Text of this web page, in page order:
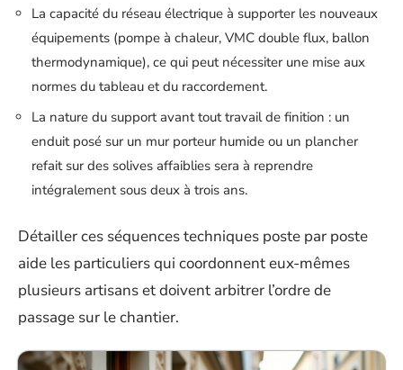
La capacité du réseau électrique à supporter les nouveaux
équipements (pompe à chaleur, VMC double flux, ballon
thermodynamique), ce qui peut nécessiter une mise aux
normes du tableau et du raccordement.
La nature du support avant tout travail de finition : un
enduit posé sur un mur porteur humide ou un plancher
refait sur des solives affaiblies sera à reprendre
intégralement sous deux à trois ans.
Détailler ces séquences techniques poste par poste
aide les particuliers qui coordonnent eux-mêmes
plusieurs artisans et doivent arbitrer l’ordre de
passage sur le chantier.